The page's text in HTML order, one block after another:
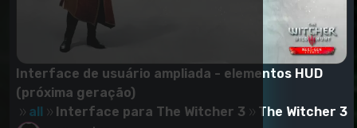
Interface de usuário ampliada - elementos HUD
(próxima geração)
all
Interface para The Witcher 3 The Witcher 3